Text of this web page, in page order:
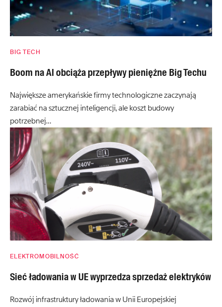
BIG TECH
Boom na AI obciąża przepływy pieniężne Big Techu
Największe amerykańskie firmy technologiczne zaczynają
zarabiać na sztucznej inteligencji, ale koszt budowy
potrzebnej…
ELEKTROMOBILNOŚĆ
Sieć ładowania w UE wyprzedza sprzedaż elektryków
Rozwój infrastruktury ładowania w Unii Europejskiej